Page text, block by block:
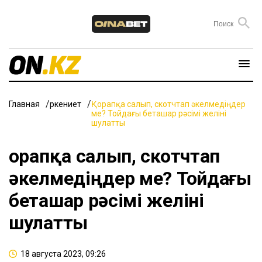
Главная Өркениет
Қорапқа салып, скотчтап әкелмедіңдер
ме? Тойдағы беташар рәсімі желіні
шулатты
Қорапқа салып, скотчтап
әкелмедіңдер ме? Тойдағы
беташар рәсімі желіні
шулатты
18 августа 2023, 09:26